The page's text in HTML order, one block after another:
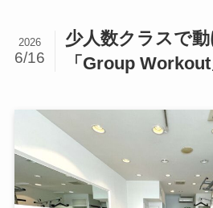
少人数クラスで
「Group
2026
6/16